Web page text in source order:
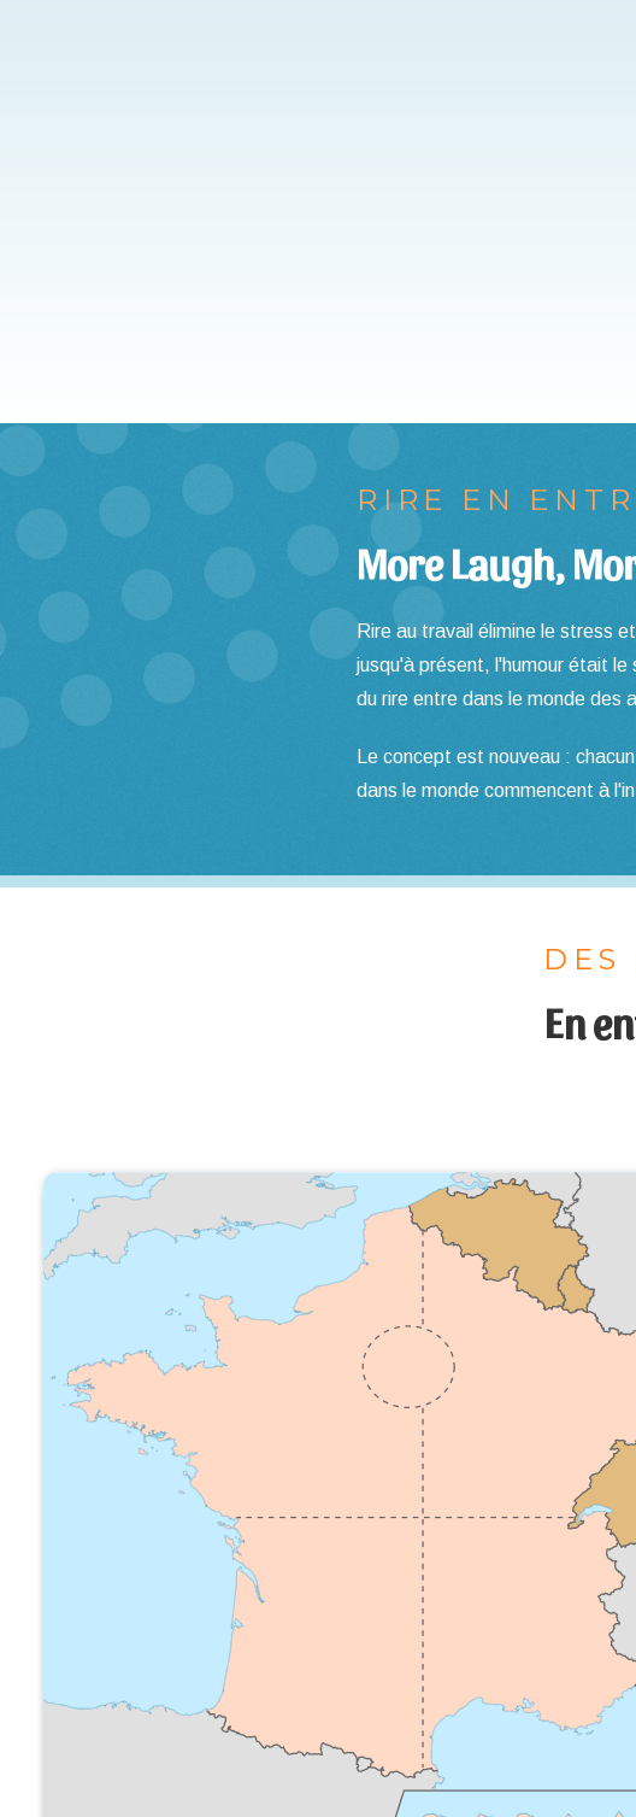
RIRE EN
More Laugh,
Rire au travail élimine le stress
jusqu'à présent, l'humour était
du rire entre dans le monde des
Le concept est nouveau :
dans le monde commencent à
DES
En